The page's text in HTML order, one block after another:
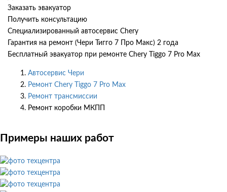
Заказать эвакуатор
Получить консультацию
Специализированный автосервис Chery
Гарантия на ремонт (Чери Тигго 7 Про Макс) 2 года
Бесплатный эвакуатор при ремонте Chery Tiggo 7 Pro Max
Автосервис Чери
Ремонт Chery Tiggo 7 Pro Max
Ремонт трансмиссии
Ремонт коробки МКПП
Примеры наших работ